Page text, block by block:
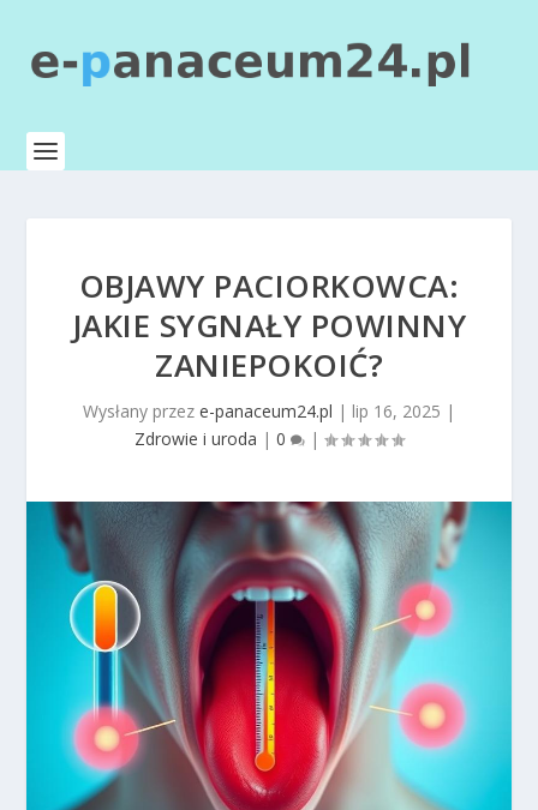
OBJAWY PACIORKOWCA:
JAKIE SYGNAŁY POWINNY
ZANIEPOKOIĆ?
Wysłany przez e-panaceum24.pl | lip 16, 2025 |
Zdrowie i uroda | 0 |